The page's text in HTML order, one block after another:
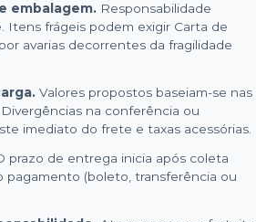
embalagem. Responsabilidade
Itens frágeis podem exigir Carta de
avarias decorrentes da fragilidade
Valores propostos baseiam-se nas
na conferência ou
imediato do frete e taxas acessórias.
prazo de entrega inicia após coleta
pagamento (boleto, transferência ou